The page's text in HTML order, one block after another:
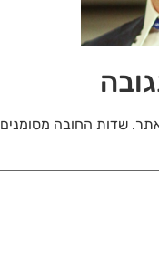
שדות החובה מסומנים